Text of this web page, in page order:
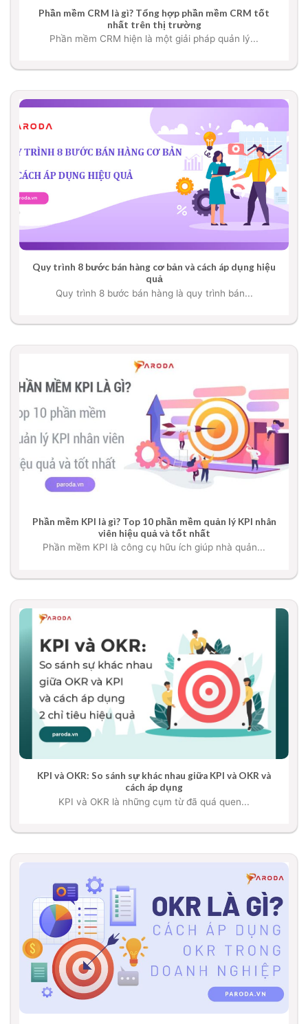
Phần mềm CRM là gì? Tổng hợp phần mềm CRM tốt
nhất trên thị trường
Phần mềm CRM hiện là một giải pháp quản lý...
Quy trình 8 bước bán hàng cơ bản và cách áp dụng hiệu
quả
Quy trình 8 bước bán hàng là quy trình bán...
Phần mềm KPI là gì? Top 10 phần mềm quản lý KPI nhân
viên hiệu quả và tốt nhất
Phần mềm KPI là công cụ hữu ích giúp nhà quản...
KPI và OKR: So sánh sự khác nhau giữa KPI và OKR và
cách áp dụng
KPI và OKR là những cụm từ đã quá quen...